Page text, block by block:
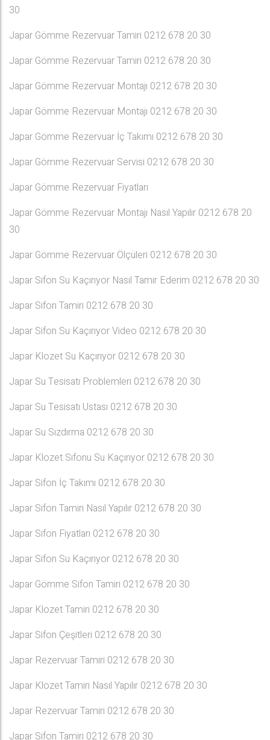
30
Japar Gömme Rezervuar Tamiri 0212 678 20 30
Japar Gömme Rezervuar Tamiri 0212 678 20 30
Japar Gömme Rezervuar Montajı 0212 678 20 30
Japar Gömme Rezervuar Montajı 0212 678 20 30
Japar Gömme Rezervuar İç Takımı 0212 678 20 30
Japar Gömme Rezervuar Servisi 0212 678 20 30
Japar Gömme Rezervuar Fiyatları
Japar Gömme Rezervuar Montajı Nasıl Yapılır 0212 678 20
30
Japar Gömme Rezervuar Ölçüleri 0212 678 20 30
Japar Sifon Su Kaçırıyor Nasıl Tamir Ederim 0212 678 20 30
Japar Sifon Tamiri 0212 678 20 30
Japar Sifon Su Kaçırıyor Video 0212 678 20 30
Japar Klozet Su Kaçırıyor 0212 678 20 30
Japar Su Tesisatı Problemleri 0212 678 20 30
Japar Su Tesisatı Ustası 0212 678 20 30
Japar Su Sızdırma 0212 678 20 30
Japar Klozet Sifonu Su Kaçırıyor 0212 678 20 30
Japar Sifon İç Takımı 0212 678 20 30
Japar Sifon Tamiri Nasıl Yapılır 0212 678 20 30
Japar Sifon Fiyatları 0212 678 20 30
Japar Sifon Su Kaçırıyor 0212 678 20 30
Japar Gömme Sifon Tamiri 0212 678 20 30
Japar Klozet Tamiri 0212 678 20 30
Japar Sifon Çeşitleri 0212 678 20 30
Japar Rezervuar Tamiri 0212 678 20 30
Japar Klozet Tamiri Nasıl Yapılır 0212 678 20 30
Japar Rezervuar Tamiri 0212 678 20 30
Japar Sifon Tamiri 0212 678 20 30